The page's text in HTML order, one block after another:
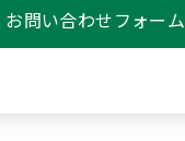
お問い合わせフォーム